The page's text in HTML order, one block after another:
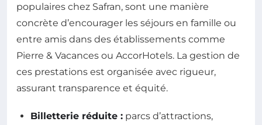
populaires chez Safran, sont une manière
concrète d’encourager les séjours en famille ou
entre amis dans des établissements comme
Pierre & Vacances ou AccorHotels. La gestion de
ces prestations est organisée avec rigueur,
assurant transparence et équité.
Billetterie réduite : parcs d’attractions,